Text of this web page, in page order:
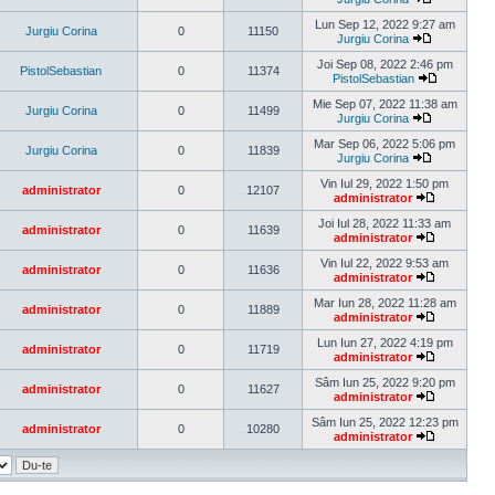
Vezi
ultimul
Jurgiu Corina 0 11150
Lun Sep 12, 2022 9:27 am
Jurgiu Corina
Vezi
ultimul
mesaj
PistolSebastian 0 11374
Joi Sep 08, 2022 2:46 pm
PistolSebastian
Vezi
ultimul
Jurgiu Corina 0 11499
Mie Sep 07, 2022 11:38 am
Jurgiu Corina
Vezi
ultimul
Jurgiu Corina 0 11839
Mar Sep 06, 2022 5:06 pm
Jurgiu Corina
Vezi
ultimul
mesaj
administrator 0 12107
Vin Iul 29, 2022 1:50 pm
administrator
Vezi
ultimul
administrator 0 11639
Joi Iul 28, 2022 11:33 am
administrator
Vezi
ultimul
administrator 0 11636
Vin Iul 22, 2022 9:53 am
administrator
Vezi
ultimul
administrator 0 11889
Mar Iun 28, 2022 11:28 am
administrator
Vezi
ultimul
administrator 0 11719
Lun Iun 27, 2022 4:19 pm
administrator
Vezi
ultimul
administrator 0 11627
Sâm Iun 25, 2022 9:20 pm
administrator
Vezi
ultimul
administrator 0 10280
Sâm Iun 25, 2022 12:23 pm
administrator
Vezi